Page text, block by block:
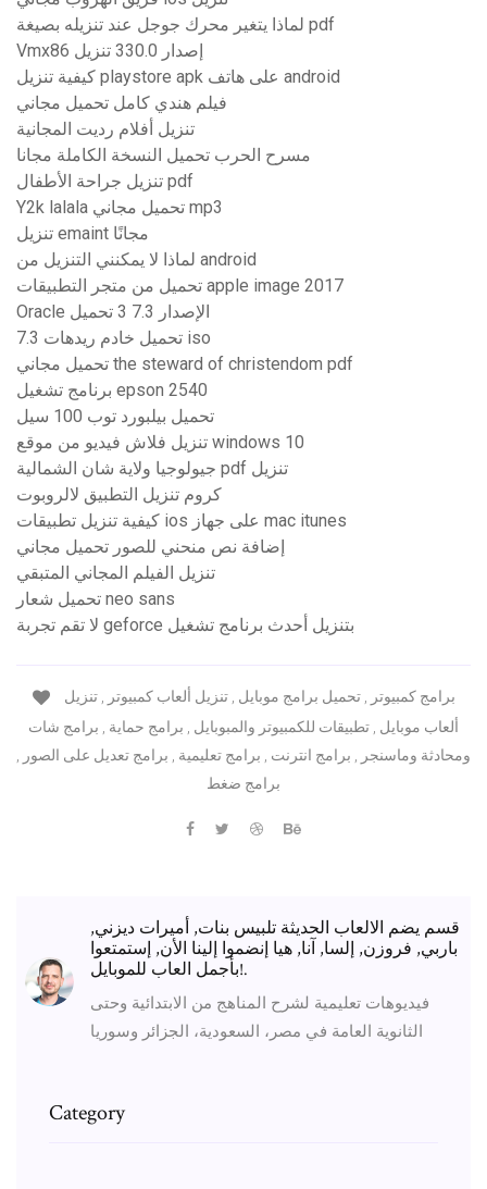
لماذا يتغير محرك جوجل عند تنزيله بصيغة pdf
Vmx86 إصدار 330.0 تنزيل
كيفية تنزيل playstore apk على هاتف android
فيلم هندي كامل تحميل مجاني
تنزيل أفلام رديت المجانية
مسرح الحرب تحميل النسخة الكاملة مجانا
تنزيل جراحة الأطفال pdf
Y2k lalala تحميل مجاني mp3
تنزيل emaint مجانًا
لماذا لا يمكنني التنزيل من android
تحميل من متجر التطبيقات apple image 2017
Oracle الإصدار 7.3 3 تحميل
تحميل خادم ريدهات 7.3 iso
تحميل مجاني the steward of christendom pdf
برنامج تشغيل epson 2540
تحميل بيلبورد توب 100 سيل
تنزيل فلاش فيديو من موقع windows 10
جيولوجيا ولاية شان الشمالية pdf تنزيل
كروم تنزيل التطبيق لالروبوت
كيفية تنزيل تطبيقات ios على جهاز mac itunes
إضافة نص منحني للصور تحميل مجاني
تنزيل الفيلم المجاني المتبقي
تحميل شعار neo sans
لا تقم تجربة geforce بتنزيل أحدث برنامج تشغيل
ألعاب موبايل , تطبيقات للكمبيوتر والمبوبايل , برامج حماية , برامج شات
ومحادثة وماسنجر , برامج انترنت , برامج تعليمية , برامج تعديل على الصور ,
برامج ضغط
قسم يضم الالعاب الحديثة تلبيس بنات, أميرات ديزني,
باربي, فروزن, إلسا, آنا, هيا إنضموا إلينا الأن, إستمتعوا
بأجمل العاب للموبايل!.
فيديوهات تعليمية لشرح المناهج من الابتدائية وحتى
الثانوية العامة في مصر، السعودية، الجزائر وسوريا
Category